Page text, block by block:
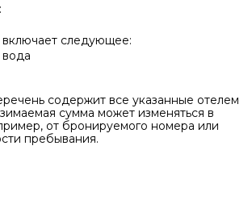
следующее:
содержит все указанные отелем
сумма может изменяться в
от бронируемого номера или
пребывания.